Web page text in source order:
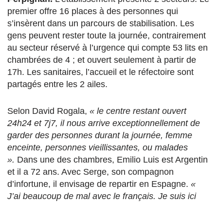
premier offre 16 places à des personnes qui
s’insèrent dans un parcours de stabilisation. Les
gens peuvent rester toute la journée, contrairement
au secteur réservé à l’urgence qui compte 53 lits en
chambrées de 4 ; et ouvert seulement à partir de
17h. Les sanitaires, l’accueil et le réfectoire sont
partagés entre les 2 ailes.
Selon David Rogala, « le centre restant ouvert
24h24 et 7j7, il nous arrive exceptionnellement de
garder des personnes durant la journée, femme
enceinte, personnes vieillissantes, ou malades
». Dans une des chambres, Emilio Luis est Argentin
et il a 72 ans. Avec Serge, son compagnon
d’infortune, il envisage de repartir en Espagne. «
J’ai beaucoup de mal avec le français. Je suis ici